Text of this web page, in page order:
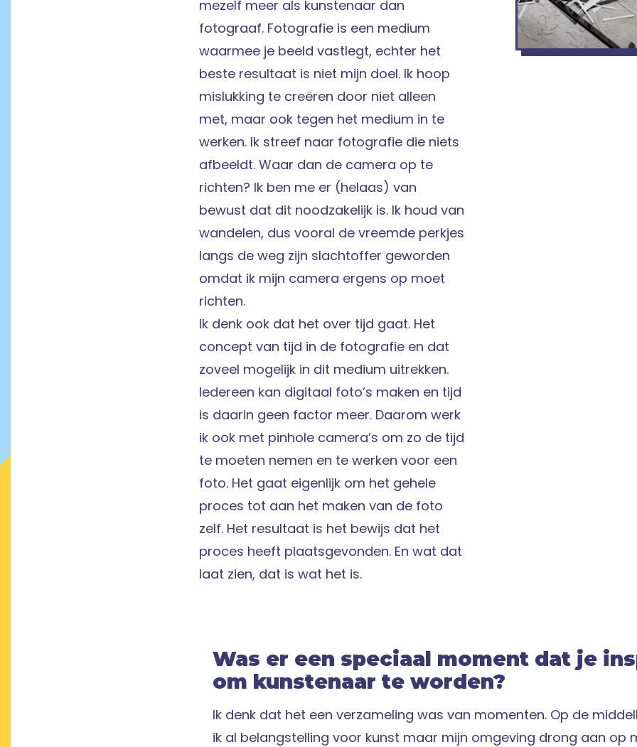
mezelf meer als kunstenaar dan
fotograaf. Fotografie is een medium
waarmee je beeld vastlegt, echter het
beste resultaat is niet mijn doel. Ik hoop
mislukking te creëren door niet alleen
met, maar ook tegen het medium in te
werken. Ik streef naar fotografie die niets
afbeeldt. Waar dan de camera op te
richten? Ik ben me er (helaas) van
bewust dat dit noodzakelijk is. Ik houd van
wandelen, dus vooral de vreemde perkjes
langs de weg zijn slachtoffer geworden
omdat ik mijn camera ergens op moet
richten.
Ik denk ook dat het over tijd gaat. Het
concept van tijd in de fotografie en dat
zoveel mogelijk in dit medium uitrekken.
Iedereen kan digitaal foto’s maken en tijd
is daarin geen factor meer. Daarom werk
ik ook met pinhole camera’s om zo de tijd
te moeten nemen en te werken voor een
foto. Het gaat eigenlijk om het gehele
proces tot aan het maken van de foto
zelf. Het resultaat is het bewijs dat het
proces heeft plaatsgevonden. En wat dat
laat zien, dat is wat het is.
Was er een speciaal moment dat je
om kunstenaar te worden?
Ik denk dat het een verzameling was van momenten. Op de
ik al belangstelling voor kunst maar mijn omgeving drong aan op